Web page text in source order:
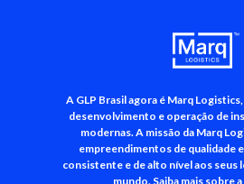
A GLP Brasil agora é Marq
desenvolvimento e operação de
modernas. A missão da Marq
empreendimentos de qualidade
consistente e de alto nível aos seus
mundo. Saiba mais sobre